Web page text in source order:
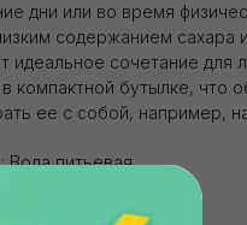
дни или во время
содержанием сахара
идеальное сочетание для
компактной бутылке, что
ее с собой, например,
Вода питьевая